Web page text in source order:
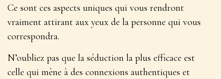
Ce sont ces aspects uniques qui vous rendront
vraiment attirant aux yeux de la personne qui vous
correspondra.
N’oubliez pas que la séduction la plus efficace est
celle qui mène à des connexions authentiques et